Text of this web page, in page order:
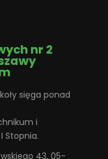
nr 2
sięga ponad
i
Stopnia.
43, 05-